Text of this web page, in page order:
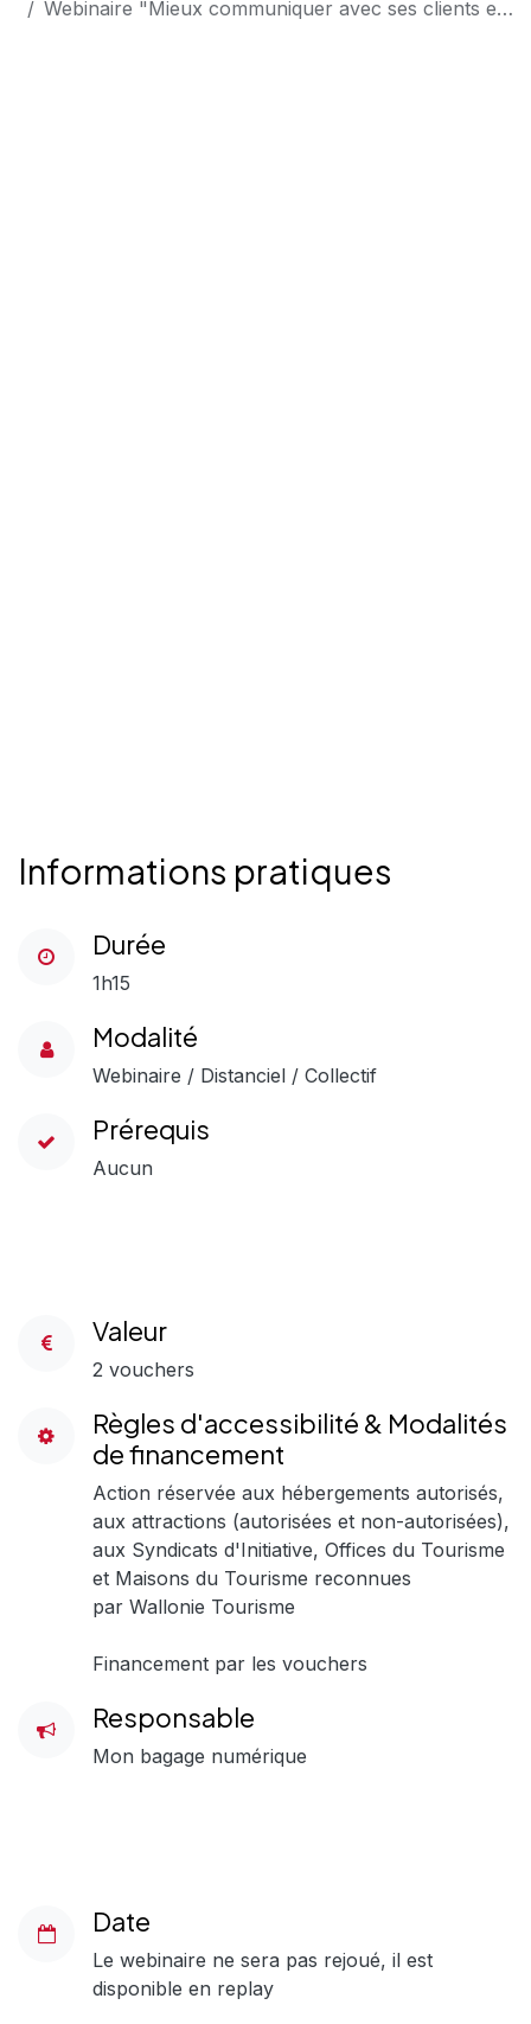
Webinaire "Mieux communiquer avec ses clients et ses prospects pour les fidéliser"
Informations pratiques
Durée
1h15
Modalité
Webinaire / Distanciel / Collectif
Prérequis
Aucun
Valeur
2 vouchers
Règles d'accessibilité & Modalités
de financement
Action réservée aux hébergements autorisés,
aux attractions (autorisées et non-autorisées),
aux Syndicats d'Initiative, Offices du Tourisme
et Maisons du Tourisme reconnues
par Wallonie Tourisme
Financement par les vouchers
Responsable
Mon bagage numérique
Date
Le webinaire ne sera pas rejoué, il est
disponible en replay